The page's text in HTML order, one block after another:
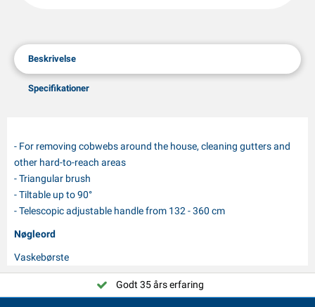
Beskrivelse
Specifikationer
- For removing cobwebs around the house, cleaning gutters and
other hard-to-reach areas
- Triangular brush
- Tiltable up to 90°
- Telescopic adjustable handle from 132 - 360 cm
Nøgleord
Vaskebørste
Godt 35 års erfaring